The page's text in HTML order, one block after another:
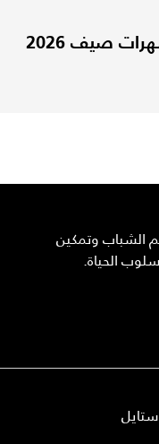
صيف 2026
الشباب وتمكين
الحياة.